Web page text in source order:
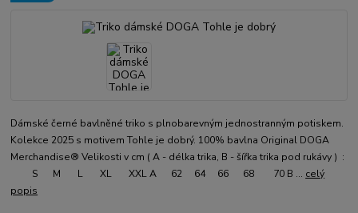
Dámské černé bavlněné triko s plnobarevným jednostranným potiskem.
Kolekce 2025 s motivem Tohle je dobrý. 100% bavlna Original DOGA
Merchandise® Velikosti v cm ( A - délka trika, B - šířka trika pod rukávy ) :
S M L XL XXL A 62 64 66 68 70 B ... celý
popis